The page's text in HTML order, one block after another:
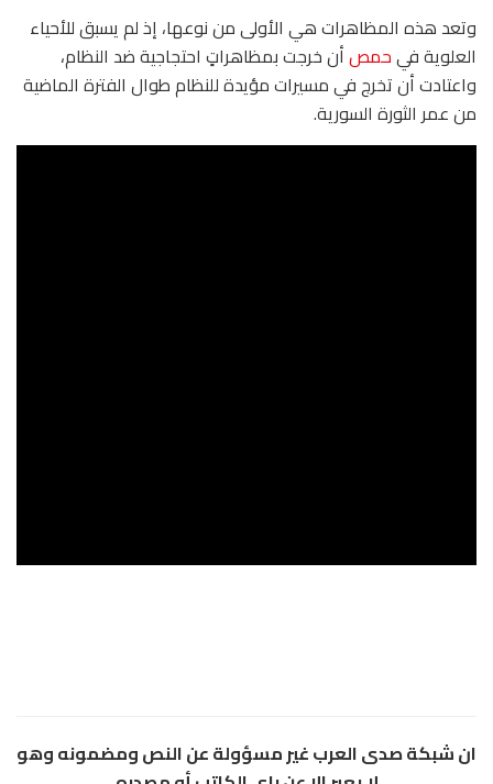
وتعد هذه المظاهرات هي الأولى من نوعها، إذ لم يسبق للأحياء
العلوية فيحمصأن خرجت بمظاهراتٍ احتجاجية ضد النظام،
واعتادت أن تخرج في مسيرات مؤيدة للنظام طوال الفترة الماضية
من عمر الثورة السورية.
ان شبكة صدى العرب غير مسؤولة عن النص ومضمونه وهو